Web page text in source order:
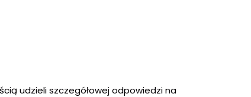
udzieli szczegółowej odpowiedzi na